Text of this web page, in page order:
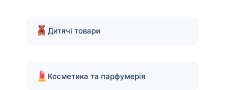
Дитячі товари
Косметика та парфумерія